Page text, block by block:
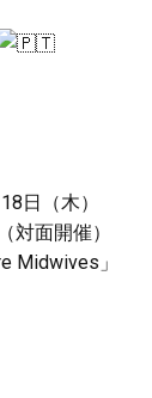
日（木）
対面開催）
Midwives」